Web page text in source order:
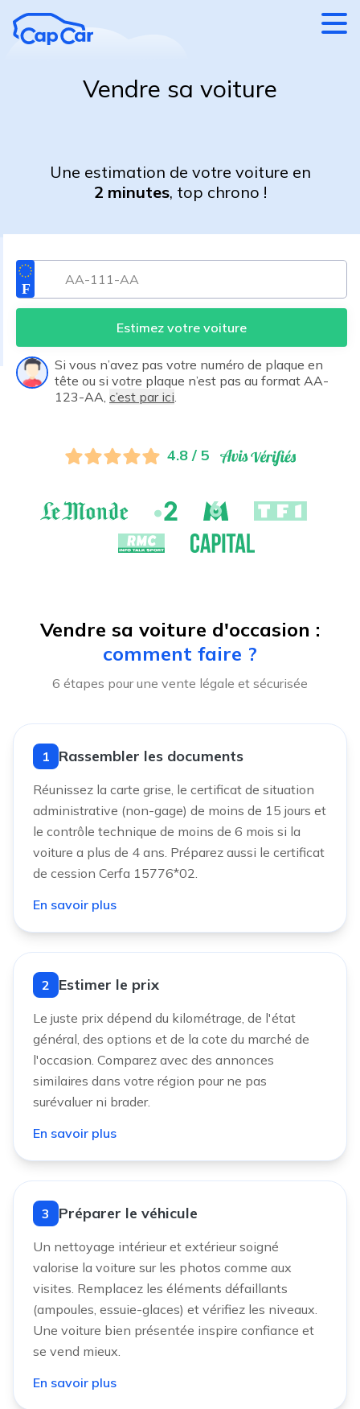
Vendre sa voiture
Une estimation de votre voiture en
2 minutes, top chrono !
Estimez votre voiture
Si vous n’avez pas votre numéro de plaque en
tête ou si votre plaque n’est pas au format AA-
123-AA, c’est par ici
4.8 / 5
Vendre sa voiture d'occasion :
comment faire ?
6 étapes pour une vente légale et sécurisée
1 Rassembler les documents
Réunissez la carte grise, le certificat de situation
administrative (non-gage) de moins de 15 jours et
le contrôle technique de moins de 6 mois si la
voiture a plus de 4 ans. Préparez aussi le certificat
de cession Cerfa 15776*02.
En savoir plus
2 Estimer le prix
Le juste prix dépend du kilométrage, de l'état
général, des options et de la cote du marché de
l'occasion. Comparez avec des annonces
similaires dans votre région pour ne pas
surévaluer ni brader.
En savoir plus
3 Préparer le véhicule
Un nettoyage intérieur et extérieur soigné
valorise la voiture sur les photos comme aux
visites. Remplacez les éléments défaillants
(ampoules, essuie-glaces) et vérifiez les niveaux.
Une voiture bien présentée inspire confiance et
se vend mieux.
En savoir plus